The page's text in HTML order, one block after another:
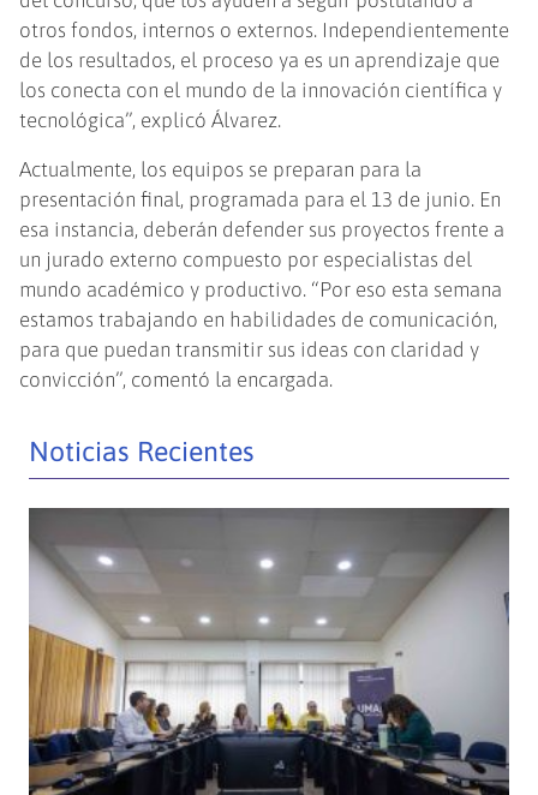
otros fondos, internos o externos. Independientemente
de los resultados, el proceso ya es un aprendizaje que
los conecta con el mundo de la innovación científica y
tecnológica”, explicó Álvarez.
Actualmente, los equipos se preparan para la
presentación final, programada para el 13 de junio. En
esa instancia, deberán defender sus proyectos frente a
un jurado externo compuesto por especialistas del
mundo académico y productivo. “Por eso esta semana
estamos trabajando en habilidades de comunicación,
para que puedan transmitir sus ideas con claridad y
convicción”, comentó la encargada.
Noticias Recientes